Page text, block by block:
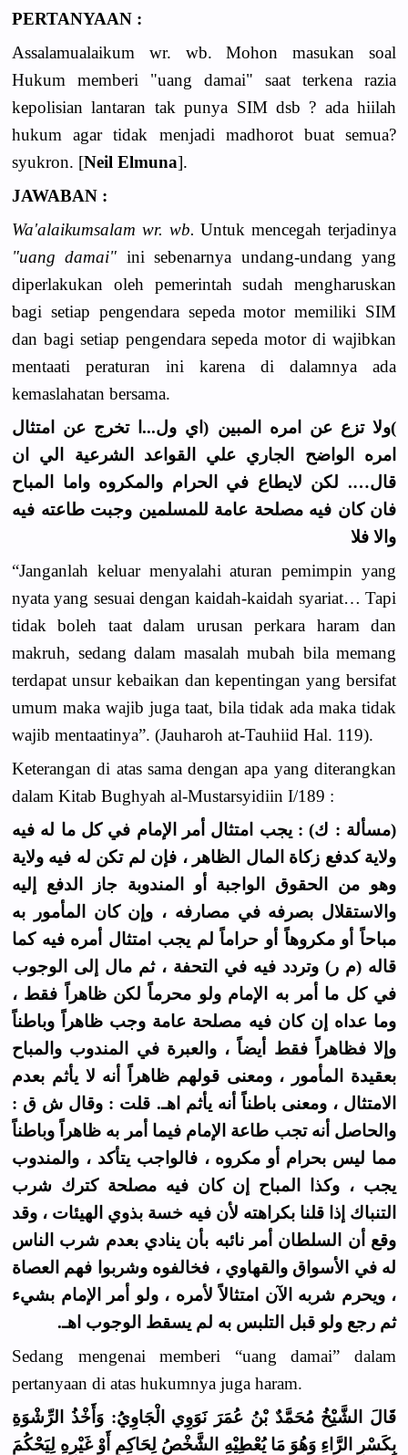
PERTANYAAN :
Assalamualaikum wr. wb. Mohon masukan soal
Hukum memberi "uang damai" saat terkena razia
kepolisian lantaran tak punya SIM dsb ? ada hiilah
hukum agar tidak menjadi madhorot buat semua?
syukron. [Neil Elmuna].
JAWABAN :
Wa'alaikumsalam wr. wb.Untuk mencegah terjadinya
"uang damai" ini sebenarnya undang-undang yang
diperlakukan oleh pemerintah sudah mengharuskan
bagi setiap pengendara sepeda motor memiliki SIM
dan bagi setiap pengendara sepeda motor di wajibkan
mentaati peraturan ini karena di dalamnya ada
kemaslahatan bersama.
)ولا تزع عن امره المبين (اي ول...ا تخرج عن امتثال
امره الواضح الجاري علي القواعد الشرعية الي ان
قال…. لكن لايطاع في الحرام والمكروه واما المباح
فان كان فيه مصلحة عامة للمسلمين وجبت طاعته فيه
والا فلا
“Janganlah keluar menyalahi aturan pemimpin yang
nyata yang sesuai dengan kaidah-kaidah syariat… Tapi
tidak boleh taat dalam urusan perkara haram dan
makruh, sedang dalam masalah mubah bila memang
terdapat unsur kebaikan dan kepentingan yang bersifat
umum maka wajib juga taat, bila tidak ada maka tidak
wajib mentaatinya”. (Jauharoh at-Tauhiid Hal. 119).
Keterangan di atas sama dengan apa yang diterangkan
dalam Kitab Bughyah al-Mustarsyidiin I/189 :
(مسألة : ك) : يجب امتثال أمر الإمام في كل ما له فيه
ولاية كدفع زكاة المال الظاهر ، فإن لم تكن له فيه ولاية
وهو من الحقوق الواجبة أو المندوبة جاز الدفع إليه
والاستقلال بصرفه في مصارفه ، وإن كان المأمور به
مباحاً أو مكروهاً أو حراماً لم يجب امتثال أمره فيه كما
قاله (م ر) وتردد فيه في التحفة ، ثم مال إلى الوجوب
في كل ما أمر به الإمام ولو محرماً لكن ظاهراً فقط ،
وما عداه إن كان فيه مصلحة عامة وجب ظاهراً وباطناً
وإلا فظاهراً فقط أيضاً ، والعبرة في المندوب والمباح
بعقيدة المأمور ، ومعنى قولهم ظاهراً أنه لا يأثم بعدم
الامتثال ، ومعنى باطناً أنه يأثم اهـ. قلت : وقال ش ق :
والحاصل أنه تجب طاعة الإمام فيما أمر به ظاهراً وباطناً
مما ليس بحرام أو مكروه ، فالواجب يتأكد ، والمندوب
يجب ، وكذا المباح إن كان فيه مصلحة كترك شرب
التنباك إذا قلنا بكراهته لأن فيه خسة بذوي الهيئات ، وقد
وقع أن السلطان أمر نائبه بأن ينادي بعدم شرب الناس
له في الأسواق والقهاوي ، فخالفوه وشربوا فهم العصاة
، ويحرم شربه الآن امتثالاً لأمره ، ولو أمر الإمام بشيء
ثم رجع ولو قبل التلبس به لم يسقط الوجوب اهـ.
Sedang mengenai memberi “uang damai” dalam
pertanyaan di atas hukumnya juga haram.
قَالَ الشَّيْخُ مُحَمَّدٌ بْنُ عُمَرَ نَوَوِي الْجَاوِيُ: وَأَخْذُ الرِّشْوَةِ
بِكَسْرِ الرَّاءِ وَهُوَ مَا يُعْطِيْهِ الشَّخْصُ لِحَاكِمٍ أَوْ غَيْرِهِ لِيَحْكُمَ